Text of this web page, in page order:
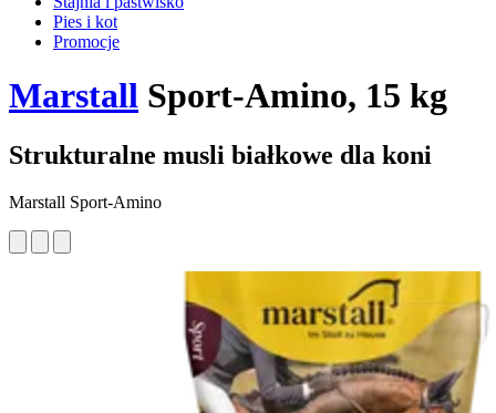
Pies i kot
Promocje
Marstall Sport-Amino, 15 kg
Strukturalne musli białkowe dla koni
Marstall Sport-Amino